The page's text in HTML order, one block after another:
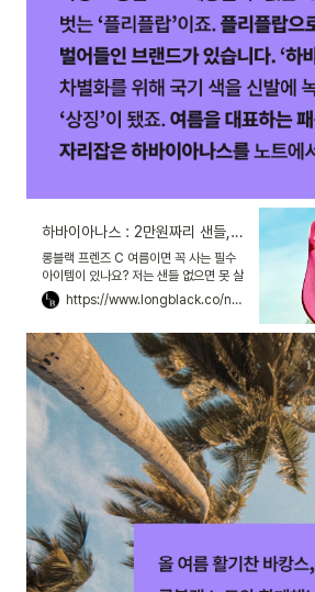
하바이아나스 : 2만원짜리 샌들, 브라질의 상징이 되다
롱블랙 프렌즈 C 여름이면 꼭 사는 필수
아이템이 있나요? 저는 샌들 없으면 못 살
아요. 쨍쨍하든, 태풍이 오든 선택은 무조
건 샌들! 그래서 여름이 지나면 샌들이 다
https://www.longblack.co/note/371?utm_source=instagram&utm_medium=social&utm_campaign=linkbio&utm_content=230727